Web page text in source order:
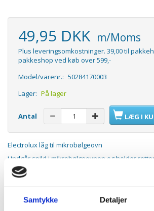
Samtykke Detaljer
49,95 DKK m/Moms
Plus leveringsomkostninger. 39,00 til
pakkeshop ved køb over 599,-
Model/varenr.: 50284170003
Lager: På lager
Antal LÆG I
Electrolux låg til mikrobølgeovn
Undgår spild i mikrobølgeovnen og holder